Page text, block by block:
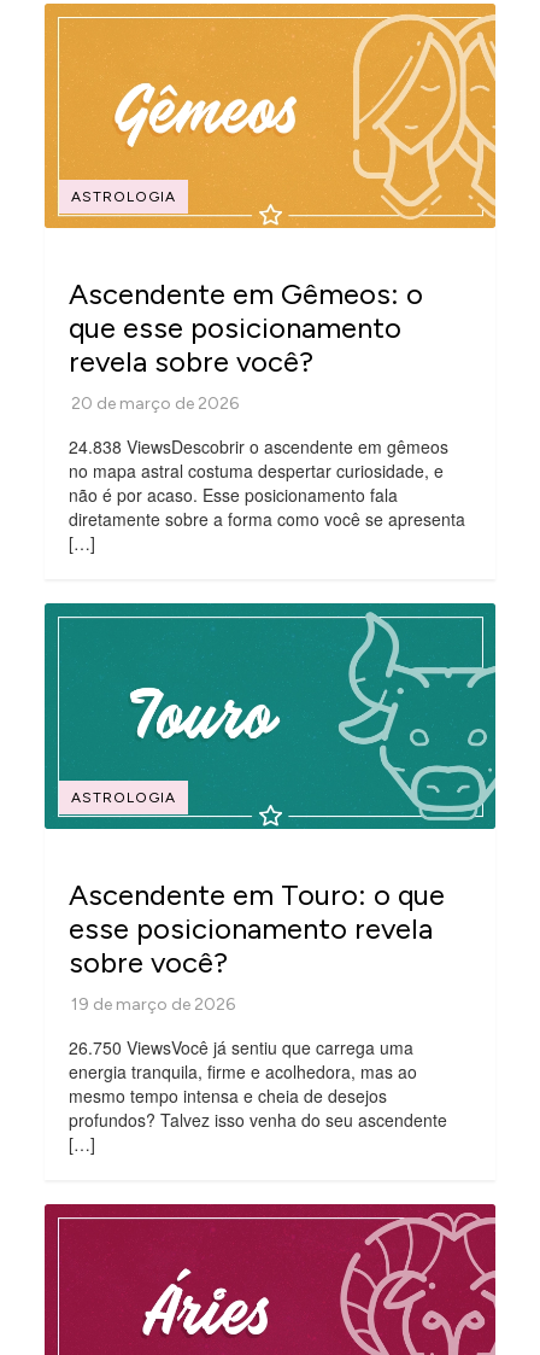
ASTROLOGIA
Ascendente em Gêmeos: o
que esse posicionamento
revela sobre você?
24.838 ViewsDescobrir o ascendente em gêmeos
no mapa astral costuma despertar curiosidade, e
não é por acaso. Esse posicionamento fala
diretamente sobre a forma como você se apresenta
[…]
ASTROLOGIA
Ascendente em Touro: o que
esse posicionamento revela
sobre você?
26.750 ViewsVocê já sentiu que carrega uma
energia tranquila, firme e acolhedora, mas ao
mesmo tempo intensa e cheia de desejos
profundos? Talvez isso venha do seu ascendente
[…]